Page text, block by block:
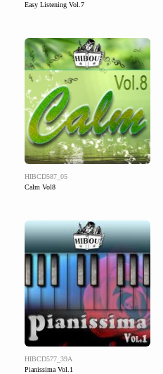
Easy Listening Vol.7
HIBCD587_05
Calm Vol8
HIBCD577_39A
Pianissima Vol.1